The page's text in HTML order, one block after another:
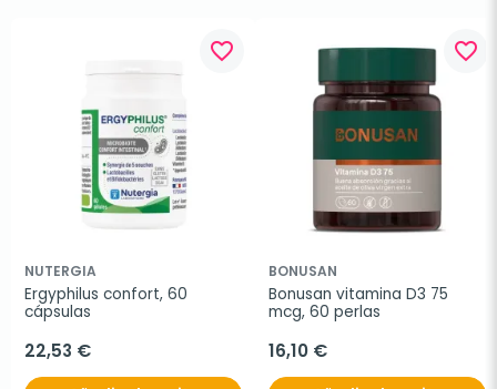
favorite_border
NUTERGIA
Ergyphilus confort, 60
cápsulas
22,53 €
favorite_border
BONUSAN
Bonusan vitamina D3 75
mcg, 60 perlas
16,10 €